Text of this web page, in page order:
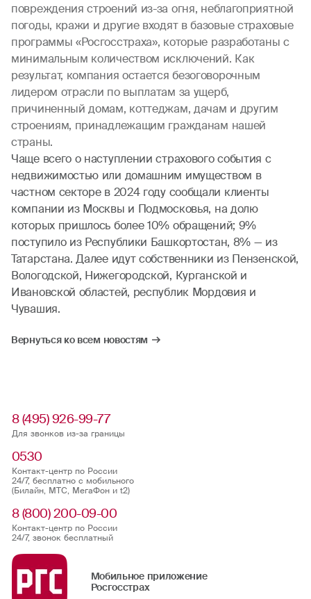
повреждения строений из-за огня, неблагоприятной
погоды, кражи и другие входят в базовые страховые
программы «Росгосстраха», которые разработаны с
минимальным количеством исключений. Как
результат, компания остается безоговорочным
лидером отрасли по выплатам за ущерб,
причиненный домам, коттеджам, дачам и другим
строениям, принадлежащим гражданам нашей
страны.
Чаще всего о наступлении страхового события с
недвижимостью или домашним имуществом в
частном секторе в 2024 году сообщали клиенты
компании из Москвы и Подмосковья, на долю
которых пришлось более 10% обращений; 9%
поступило из Республики Башкортостан, 8% — из
Татарстана. Далее идут собственники из Пензенской,
Вологодской, Нижегородской, Курганской и
Ивановской областей, республик Мордовия и
Чувашия.
Вернуться ко всем новостям
8 (495) 926-99-77
Для звонков из-за границы
0530
Контакт-центр по России
24/7, бесплатно с мобильного
(Билайн, МТС, МегаФон и t2)
8 (800) 200-09-00
Контакт-центр по России
24/7, звонок бесплатный
Мобильное приложение
Росгосстрах